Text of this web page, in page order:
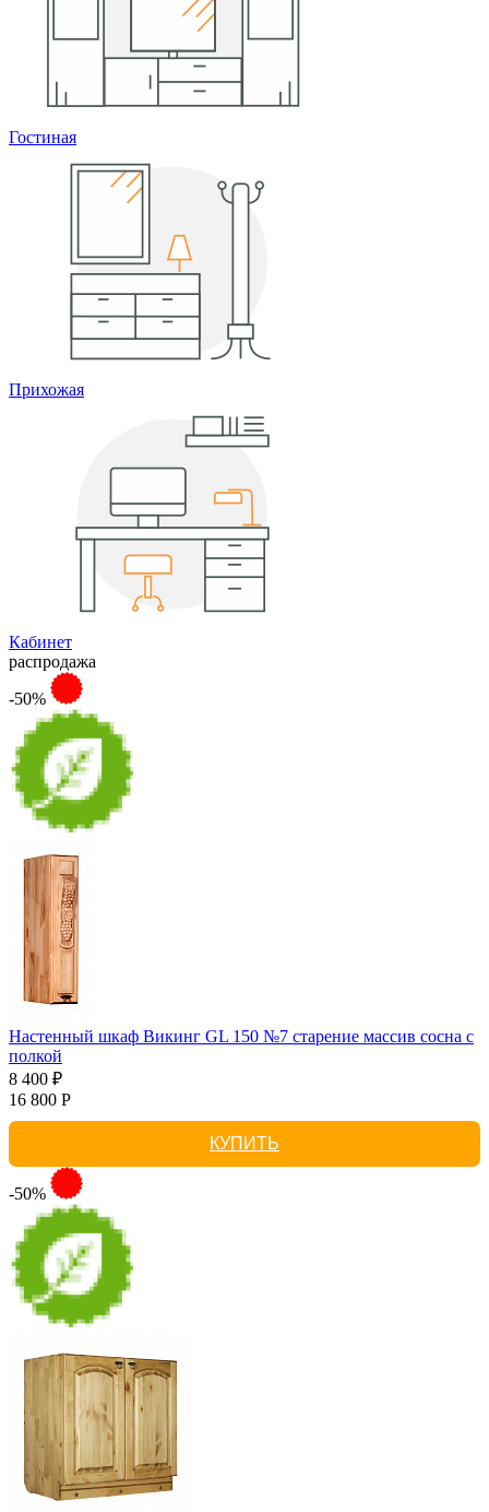
Гостиная
Прихожая
Кабинет
распродажа
-50%
Настенный шкаф Викинг GL 150 №7 старение массив сосна с
полкой
8 400 ₽
16 800 Р
КУПИТЬ
-50%